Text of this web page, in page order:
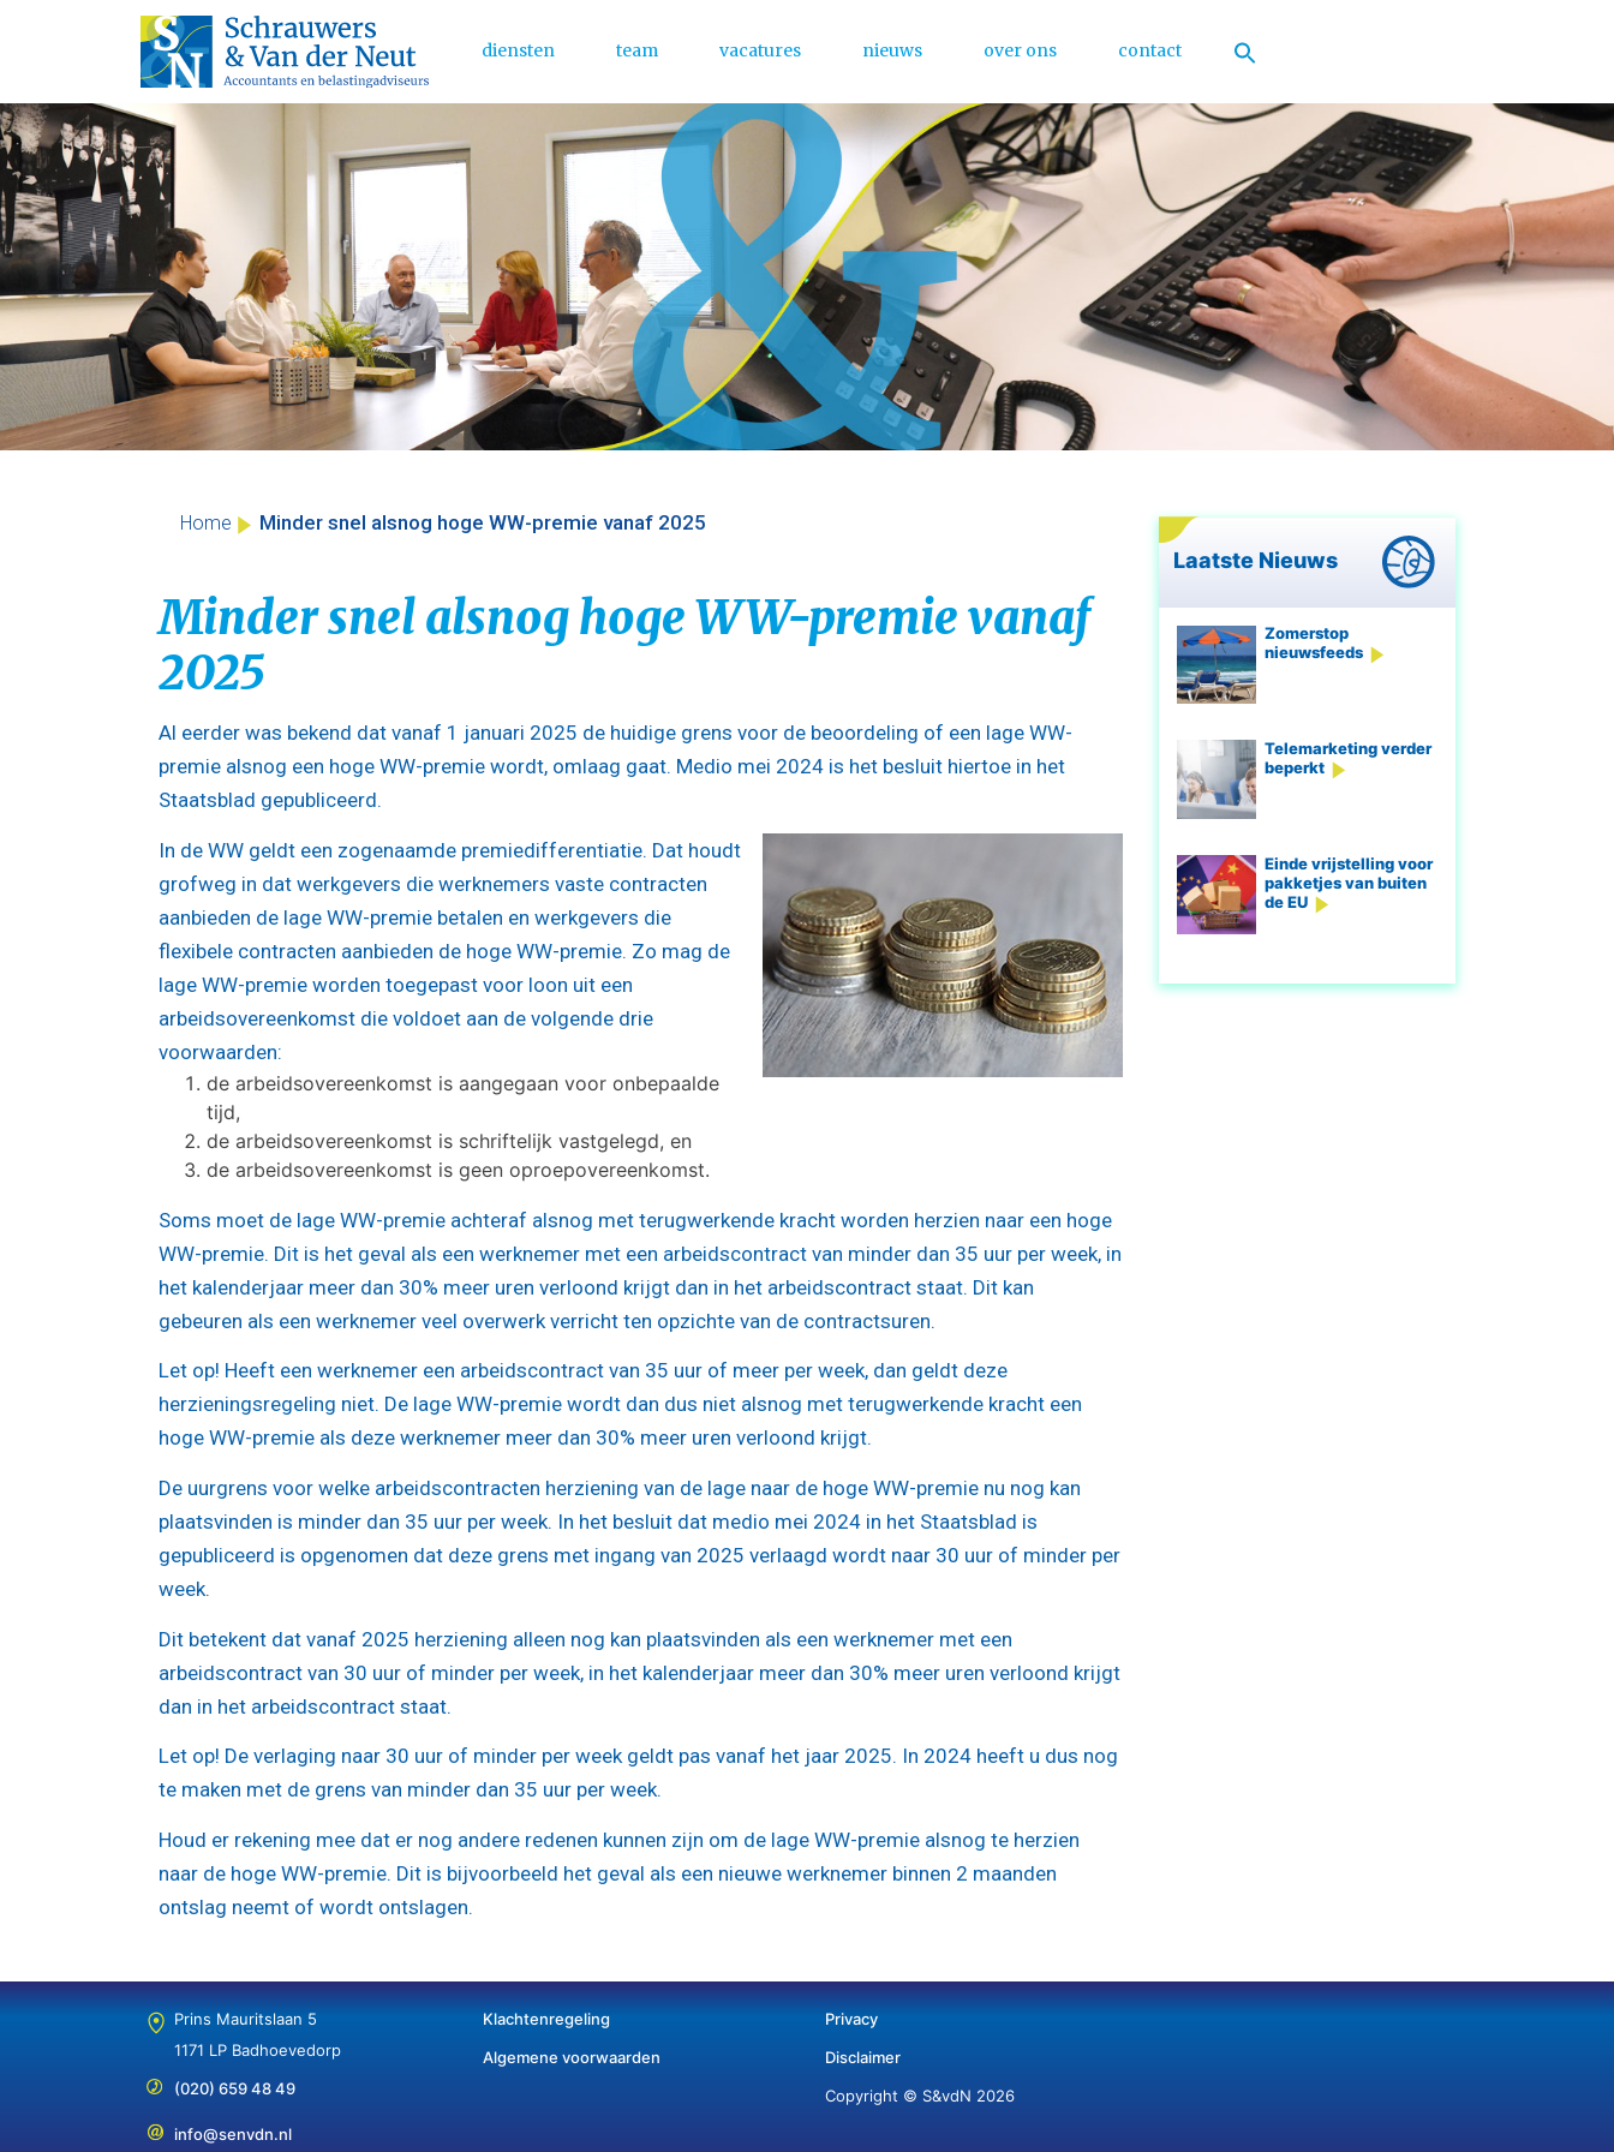
Skip
to
content
Main Menu
diensten team vacatures nieuws over ons contact
Home Minder snel alsnog hoge WW-premie vanaf 2025
Minder snel alsnog hoge WW-premie vanaf
2025
Al eerder was bekend dat vanaf 1 januari 2025 de huidige grens voor de beoordeling of een lage WW-
premie alsnog een hoge WW-premie wordt, omlaag gaat. Medio mei 2024 is het besluit hiertoe in het
Staatsblad gepubliceerd.
In de WW geldt een zogenaamde premiedifferentiatie. Dat houdt
grofweg in dat werkgevers die werknemers vaste contracten
aanbieden de lage WW-premie betalen en werkgevers die
flexibele contracten aanbieden de hoge WW-premie. Zo mag de
lage WW-premie worden toegepast voor loon uit een
arbeidsovereenkomst die voldoet aan de volgende drie
voorwaarden:
de arbeidsovereenkomst is aangegaan voor onbepaalde
tijd,
de arbeidsovereenkomst is schriftelijk vastgelegd, en
de arbeidsovereenkomst is geen oproepovereenkomst.
Soms moet de lage WW-premie achteraf alsnog met terugwerkende kracht worden herzien naar een hoge
WW-premie. Dit is het geval als een werknemer met een arbeidscontract van minder dan 35 uur per week, in
het kalenderjaar meer dan 30% meer uren verloond krijgt dan in het arbeidscontract staat. Dit kan
gebeuren als een werknemer veel overwerk verricht ten opzichte van de contractsuren.
Let op! Heeft een werknemer een arbeidscontract van 35 uur of meer per week, dan geldt deze
herzieningsregeling niet. De lage WW-premie wordt dan dus niet alsnog met terugwerkende kracht een
hoge WW-premie als deze werknemer meer dan 30% meer uren verloond krijgt.
De uurgrens voor welke arbeidscontracten herziening van de lage naar de hoge WW-premie nu nog kan
plaatsvinden is minder dan 35 uur per week. In het besluit dat medio mei 2024 in het Staatsblad is
gepubliceerd is opgenomen dat deze grens met ingang van 2025 verlaagd wordt naar 30 uur of minder per
week.
Dit betekent dat vanaf 2025 herziening alleen nog kan plaatsvinden als een werknemer met een
arbeidscontract van 30 uur of minder per week, in het kalenderjaar meer dan 30% meer uren verloond krijgt
dan in het arbeidscontract staat.
Let op! De verlaging naar 30 uur of minder per week geldt pas vanaf het jaar 2025. In 2024 heeft u dus nog
te maken met de grens van minder dan 35 uur per week.
Houd er rekening mee dat er nog andere redenen kunnen zijn om de lage WW-premie alsnog te herzien
naar de hoge WW-premie. Dit is bijvoorbeeld het geval als een nieuwe werknemer binnen 2 maanden
ontslag neemt of wordt ontslagen.
Laatste Nieuws
Zomerstop
nieuwsfeeds
Telemarketing verder
beperkt
Einde vrijstelling voor
pakketjes van buiten
de EU
Prins Mauritslaan 5
1171 LP Badhoevedorp
(020) 659 48 49
info@senvdn.nl
Klachtenregeling
Algemene voorwaarden
Privacy
Disclaimer
Copyright © S&vdN 2026